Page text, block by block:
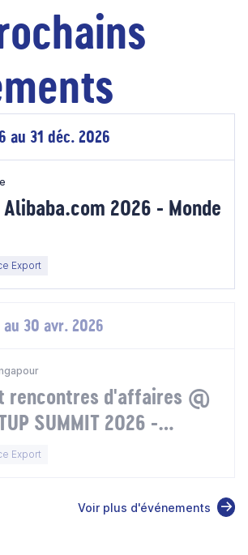
au 31 déc. 2026
2026 - Monde
Export
30 avr. 2026
rencontres d'affaires @
SUMMIT 2026 -
Export
Voir plus d'événements